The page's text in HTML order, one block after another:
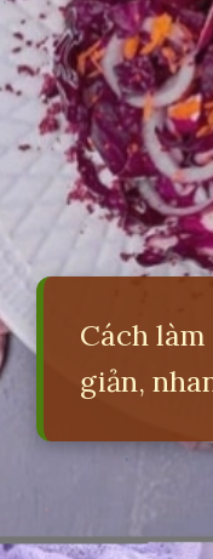
Cách
giản,